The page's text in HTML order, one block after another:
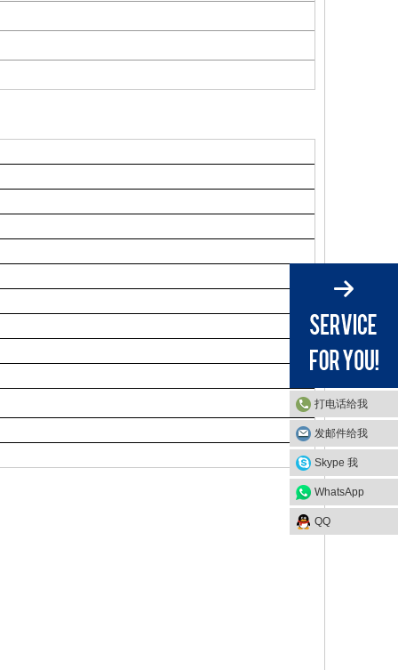
打电话给我
发邮件给我
Skype 我
WhatsApp
QQ